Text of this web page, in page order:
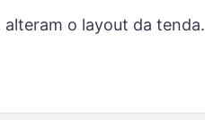
alteram o layout da tenda.